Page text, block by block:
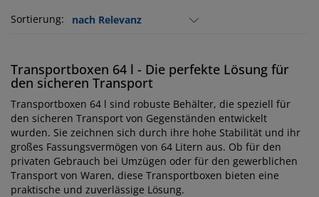
Sortierung:
Transportboxen 64 l - Die perfekte Lösung für
den sicheren Transport
Transportboxen 64 l sind robuste Behälter, die speziell für
den sicheren Transport von Gegenständen entwickelt
wurden. Sie zeichnen sich durch ihre hohe Stabilität und ihr
großes Fassungsvermögen von 64 Litern aus. Ob für den
privaten Gebrauch bei Umzügen oder für den gewerblichen
Transport von Waren, diese Transportboxen bieten eine
praktische und zuverlässige Lösung.